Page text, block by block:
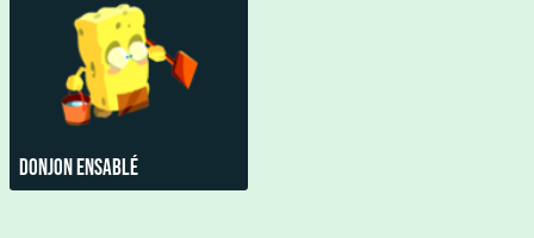
Donjon Ensablé